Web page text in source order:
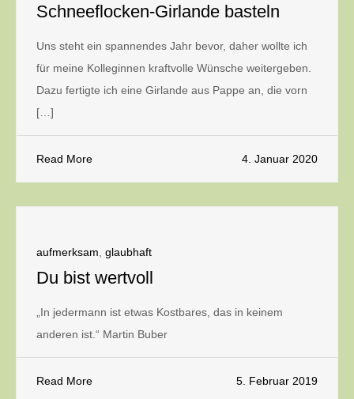
Schneeflocken-Girlande basteln
Uns steht ein spannendes Jahr bevor, daher wollte ich
für meine Kolleginnen kraftvolle Wünsche weitergeben.
Dazu fertigte ich eine Girlande aus Pappe an, die vorn
[…]
Read More 4. Januar 2020
aufmerksam glaubhaft
Du bist wertvoll
„In jedermann ist etwas Kostbares, das in keinem
anderen ist.“ Martin Buber
Read More 5. Februar 2019